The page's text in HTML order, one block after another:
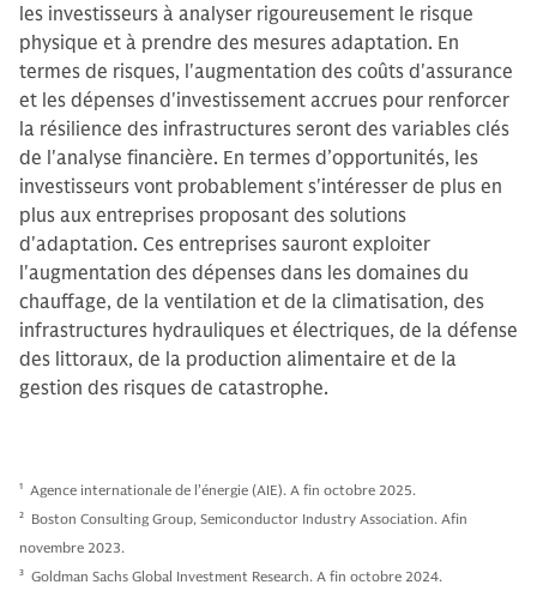
les investisseurs à analyser rigoureusement le risque
physique et à prendre des mesures adaptation. En
termes de risques, l'augmentation des coûts d'assurance
et les dépenses d'investissement accrues pour renforcer
la résilience des infrastructures seront des variables clés
de l'analyse financière. En termes d’opportunités, les
investisseurs vont probablement s'intéresser de plus en
plus aux entreprises proposant des solutions
d'adaptation. Ces entreprises sauront exploiter
l'augmentation des dépenses dans les domaines du
chauffage, de la ventilation et de la climatisation, des
infrastructures hydrauliques et électriques, de la défense
des littoraux, de la production alimentaire et de la
gestion des risques de catastrophe.
1 Agence internationale de l’énergie (AIE). A fin octobre 2025.
2 Boston Consulting Group, Semiconductor Industry Association. Afin
novembre 2023.
3 Goldman Sachs Global Investment Research. A fin octobre 2024.